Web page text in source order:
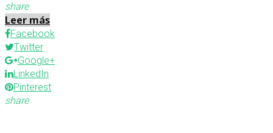
share
Leer más
Facebook
Twitter
Google+
LinkedIn
Pinterest
share